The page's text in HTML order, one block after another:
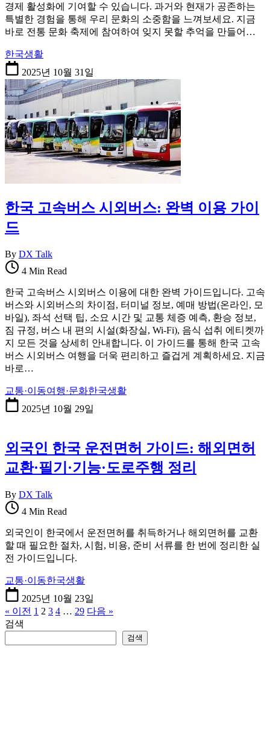
경제 활성화에 기여할 수 있습니다. 과거와 현재가 공존하는
특별한 경험을 통해 우리 문화의 소중함을 느껴보세요. 지금
바로 전통 문화 축제에 참여하여 잊지 못할 추억을 만들어…
한국생활
2025년 10월 31일
한국 고속버스 시외버스: 완벽 이용 가이
드
By DX Talk
4 Min Read
한국 고속버스 시외버스 이용에 대한 완벽 가이드입니다. 고속
버스와 시외버스의 차이점, 터미널 정보, 예매 방법(온라인, 모
바일), 좌석 선택 팁, 소요 시간 및 교통 체증 예측, 환승 정보,
짐 규정, 버스 내 편의 시설(화장실, Wi-Fi), 음식 섭취 에티켓까
지 모든 것을 상세히 안내합니다. 이 가이드를 통해 한국 고속
버스 시외버스 여행을 더욱 편리하고 즐겁게 계획하세요. 지금
바로…
교통·이동여행·문화한국생활
2025년 10월 29일
외국인 한국 운전면허 가이드: 해외면허
교환·필기·기능·도로주행 정리
By DX Talk
4 Min Read
외국인이 한국에서 운전면허를 취득하거나 해외면허를 교환
할 때 필요한 절차, 시험, 비용, 준비 서류를 한 번에 정리한 실
전 가이드입니다.
교통·이동한국생활
2025년 10월 23일
« 이전 1 2 3 4 … 29 다음 »
검색
검색